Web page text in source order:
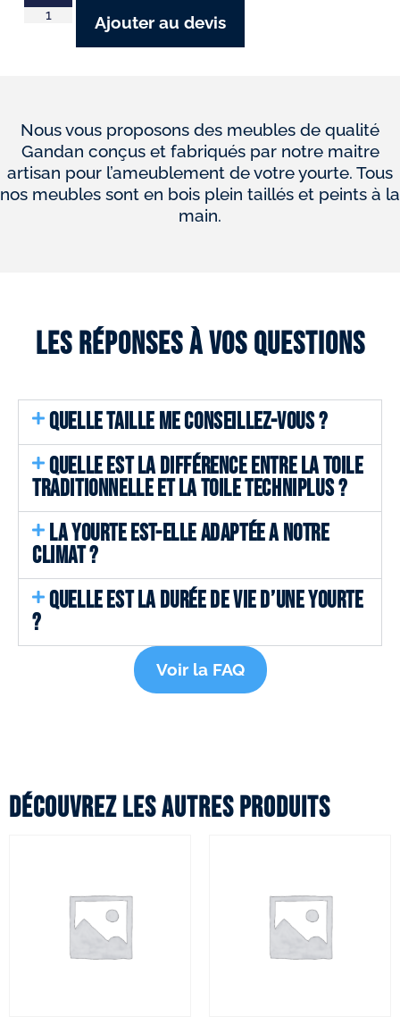
Ajouter au devis
Nous vous proposons des meubles de qualité
Gandan conçus et fabriqués par notre maitre
artisan pour l’ameublement de votre yourte. Tous
nos meubles sont en bois plein taillés et peints à la
main.
Les réponses à vos questions
QUELLE TAILLE ME CONSEILLEZ-VOUS ?
QUELLE EST LA DIFFÉRENCE ENTRE LA TOILE
TRADITIONNELLE ET LA TOILE TECHNIPLUS ?
LA YOURTE EST-ELLE ADAPTÉE A NOTRE
CLIMAT ?
QUELLE EST LA DURÉE DE VIE D’UNE YOURTE
?
Voir la FAQ
Découvrez les autres produits